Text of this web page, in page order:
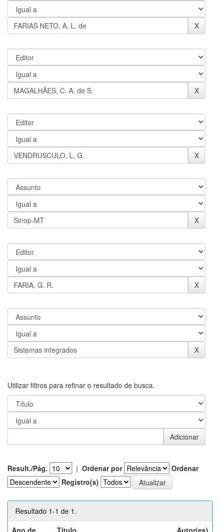
Utilizar filtros para refinar o resultado de busca.
Result./Pág. | Ordenar por
Ordenar
Registro(s)
Resultado 1-1 de 1.
Ano de
Título Autor(es)